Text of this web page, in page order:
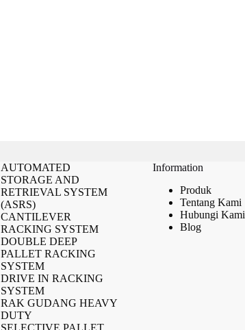
AUTOMATED
STORAGE AND
RETRIEVAL SYSTEM
(ASRS)
CANTILEVER
RACKING SYSTEM
DOUBLE DEEP
PALLET RACKING
SYSTEM
DRIVE IN RACKING
SYSTEM
RAK GUDANG HEAVY
DUTY
SELECTIVE PALLET
Information
Produk
Tentang Kami
Hubungi Kami
Blog